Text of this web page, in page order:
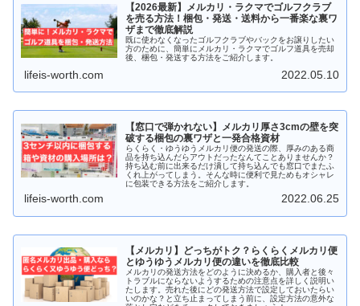
【2026最新】メルカリ・ラクマでゴルフクラブ
を売る方法！梱包・発送・送料から一番楽な裏ワ
ザまで徹底解説
既に使わなくなったゴルフクラブやバックをお譲りしたい
方のために、簡単にメルカリ・ラクマでゴルフ道具を売却
後、梱包・発送する方法をご紹介します。
lifeis-worth.com 2022.05.10
【窓口で弾かれない】メルカリ厚さ3cmの壁を突
破する梱包の裏ワザと一発合格資材
らくらく・ゆうゆうメルカリ便の発送の際、厚みのある商
品を持ち込んだらアウトだったなんてことありませんか？
持ち込む前に出来るだけ潰して持ち込んでも窓口でまたふ
くれ上がってしまう。そんな時に便利で見ためもオシャレ
に包装できる方法をご紹介します。
lifeis-worth.com 2022.06.25
【メルカリ】どっちがトク？らくらくメルカリ便
とゆうゆうメルカリ便の違いを徹底比較
メルカリの発送方法をどのように決めるか、購入者と後々
トラブルにならないようするための注意点を詳しく説明い
たします。売れた後にどの発送方法で設定しておいたらい
いのかな？と立ち止まってしまう前に、設定方法の意外な